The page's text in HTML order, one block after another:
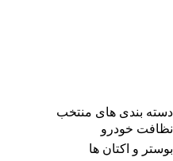
دسته بندی های منتخب
نظافت خودرو
بوستر و اکتان ها